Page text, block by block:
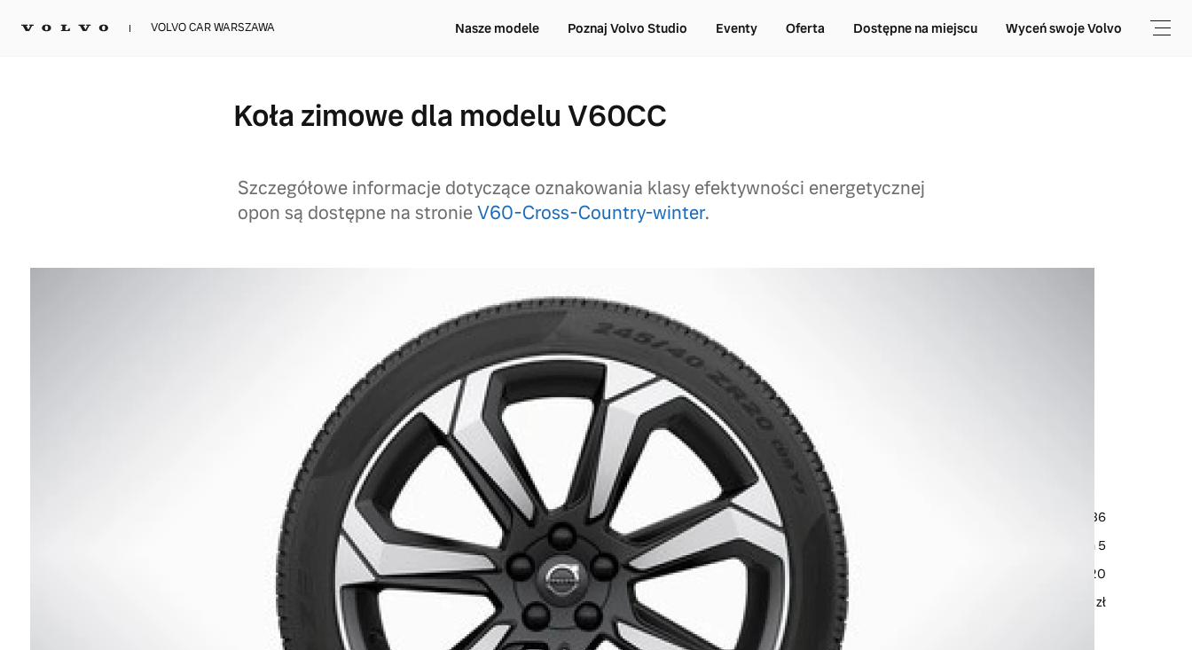
VOLVO CAR WARSZAWA Nasze modele Poznaj Volvo Studio Eventy Oferta Dostępne na miejscu Wyceń swoje Volvo
Koła zimowe dla modelu V60CC
Szczegółowe informacje dotyczące oznakowania klasy efektywności energetycznej
opon są dostępne na stronieV60-Cross-Country-winter.
Koła zimowe Volvo V60CC: 20" 7-
Spoke Matt Graphite Diamond Cut
Nr katalogowy
32400736
Opona
Michelin, Pilot Alpin 5
Rozmiar
245/40 R20
Cena regularna (z montażem)
22 600 zł
UWAGI: MY19-